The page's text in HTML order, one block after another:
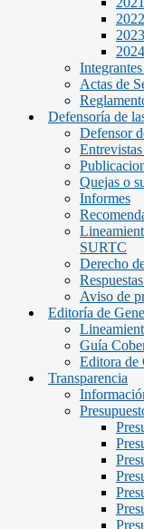
2022
2023
2024
Actas de
Defensoría de
Defensor
Quejas o
Informes
SURTC
Derecho
Aviso de
Editoría de
Guía
Editora de
Transparencia